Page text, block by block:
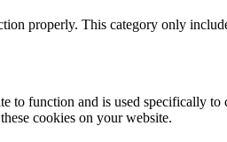
properly. This category only
function and is used specifically
cookies on your website.